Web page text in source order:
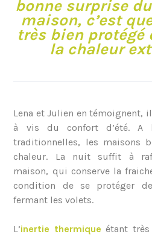
bonne surprise
maison, c’est
très bien protégé
la chaleur
Lena et Julien en témoignent,
à vis du confort d’été. A
traditionnelles, les maisons
chaleur. La nuit suffit à
maison, qui conserve la
condition de se protéger
fermant les volets.
L’inertie thermique étant